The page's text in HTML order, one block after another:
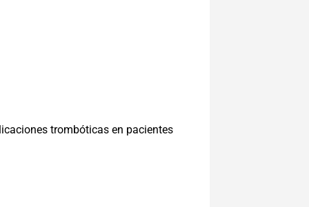
trombóticas en pacientes